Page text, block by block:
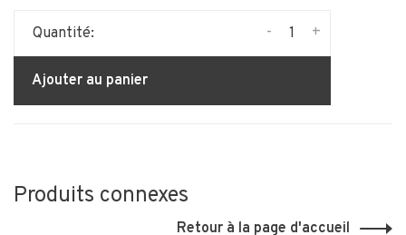
Quantité: +
-
Ajouter au panier
Produits connexes
Retour à la page d'accueil